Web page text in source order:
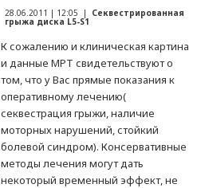
28.06.2011 | 12:05 | Секвестрированная
грыжа диска L5-S1
К сожалению и клиническая картина
и данные МРТ свидетельствуют о
том, что у Вас прямые показания к
оперативному лечению(
секвестрация грыжи, наличие
моторных нарушений, стойкий
болевой синдром). Консервативные
методы лечения могут дать
некоторый временный эффект, не